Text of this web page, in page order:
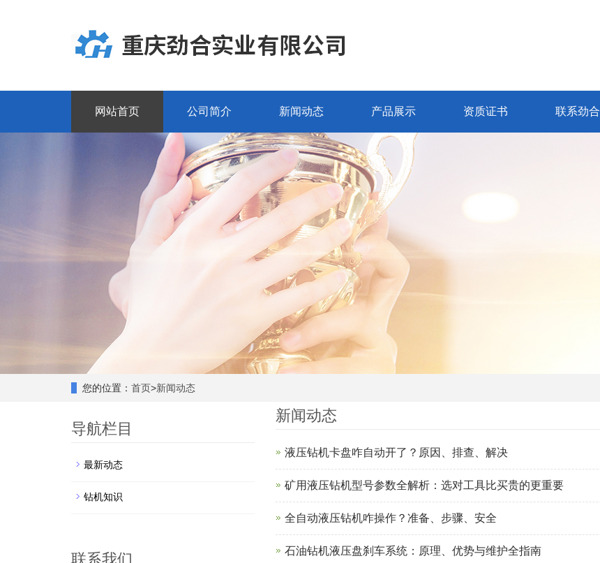
网站首页 公司简介 新闻动态 产品展示 资质证书 联系劲合
您的位置： 首页>新闻动态
新闻动态
液压钻机卡盘咋自动开了？原因、排查、解决
矿用液压钻机型号参数全解析：选对工具比买贵的更重要
全自动液压钻机咋操作？准备、步骤、安全
石油钻机液压盘刹车系统：原理、优势与维护全指南
导航栏目
最新动态
钻机知识
联系我们